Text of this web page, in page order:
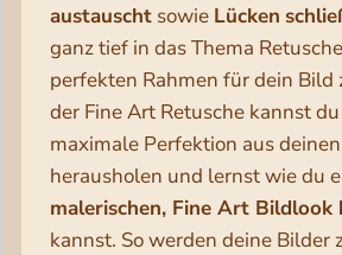
austauscht sowie Lücken
ganz tief in das Thema
perfekten Rahmen für dein Bild
der Fine Art Retusche kannst
maximale Perfektion aus
herausholen und lernst wie du
malerischen, Fine Art Bildlook
kannst. So werden deine Bilder